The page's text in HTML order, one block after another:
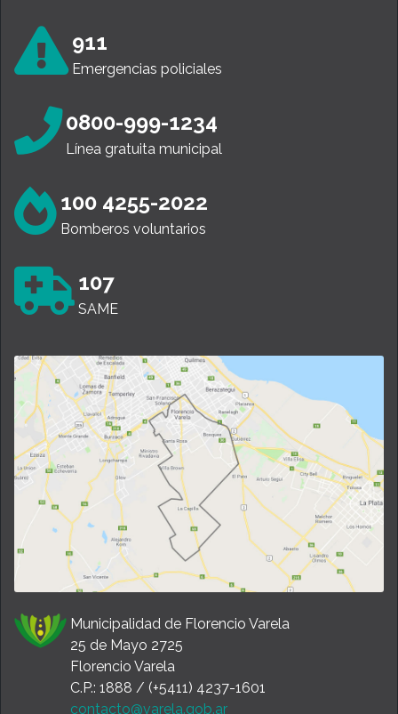
911
Emergencias policiales
0800-999-1234
Línea gratuita municipal
100 4255-2022
Bomberos voluntarios
107
SAME
Municipalidad de Florencio Varela
25 de Mayo 2725
Florencio Varela
C.P.: 1888 / (+5411) 4237-1601
contacto@varela.gob.ar